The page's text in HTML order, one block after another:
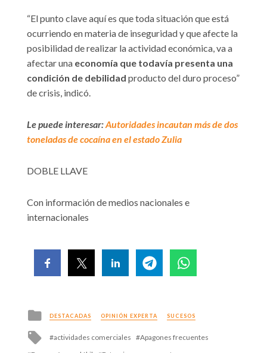
“El punto clave aquí es que toda situación que está
ocurriendo en materia de inseguridad y que afecte la
posibilidad de realizar la actividad económica, va a
afectar una economía que todavía presenta una
condición de debilidad producto del duro proceso”
de crisis, indicó.
Le puede interesar:Autoridades incautan más de dos
toneladas de cocaína en el estado Zulia
DOBLE LLAVE
Con información de medios nacionales e
internacionales
Posted
in
DESTACADAS OPINIÓN EXPERTA SUCESOS
Tagged
actividades comerciales
Apagones frecuentes